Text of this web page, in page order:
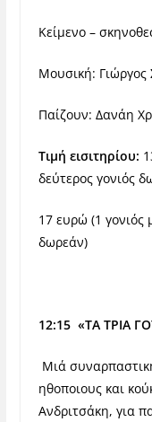
Κείμενο –
Μουσική: Γιώργος
Παίζουν: Δανάη
Τιμή εισιτηρίου:
δεύτερος γονιός
‪17 ευρώ (1 γονιός
δωρεάν)‬
12:15 «ΤΑ ΤΡΙΑ
Μιά
ηθοποιους και
Ανδριτσάκη, για